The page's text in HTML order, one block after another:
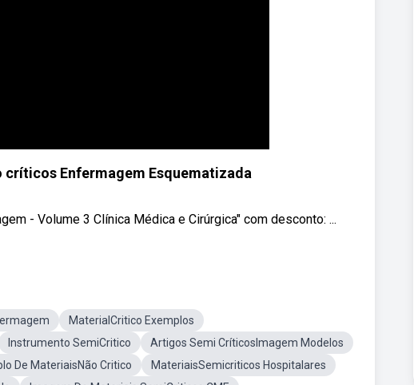
Enfermagem Esquematizada
- Volume 3 Clínica Médica e Cirúrgica" com desconto: ...
MaterialCritico Exemplos
Instrumento SemiCritico
Artigos Semi CríticosImagem Modelos
De MateriaisNão Critico
MateriaisSemicriticos Hospitalares